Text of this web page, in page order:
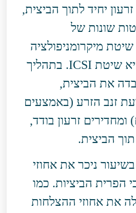
יחיד לתוך הביצית,
שונות של
שיטת מיקרומניפולציה
המקובלת כיום היא שיטת ICSI. בתהליך
את הביצית,
זנב הזרע (באמצעים
ומחדירים זרעון בודד,
הביצית.
ניכר את אחוזי
הפרית הביציות. כמו
את אחוזי ההצלחות